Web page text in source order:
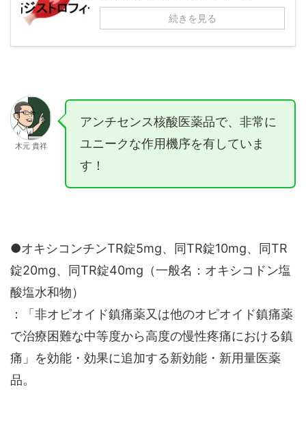
続きを見る
木元 貴祥
アンチセンス核酸医薬品で、非常に
ユニークな作用機序を有していま
す！
●オキシコンチンTR錠5mg、同TR錠10mg、同TR
錠20mg、同TR錠40mg（一般名：オキシコドン塩
酸塩水和物）
：「非オピオイド鎮痛薬又は他のオピオイド鎮痛薬
で治療困難な中等度から高度の慢性疼痛における鎮
痛」を効能・効果に追加する新効能・新用量医薬
品。